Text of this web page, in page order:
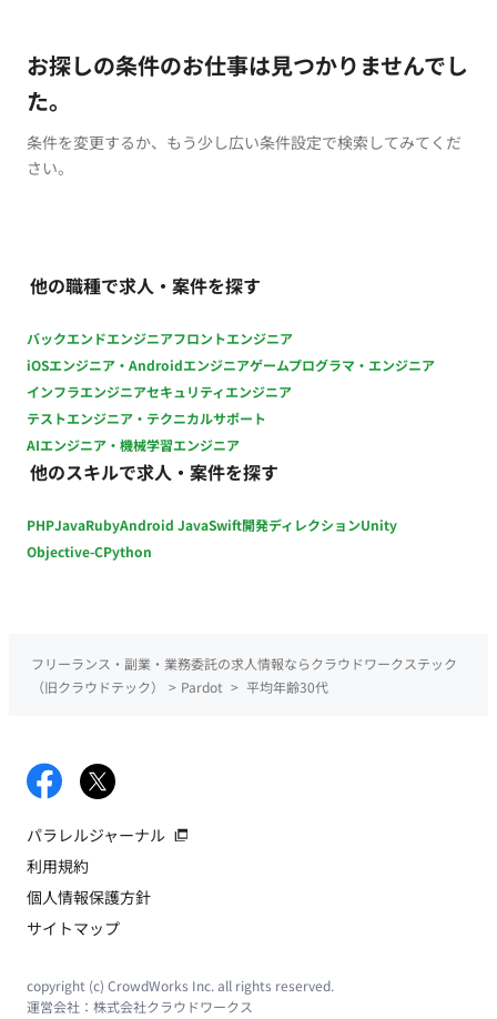
お探しの条件のお仕事は見つかりませんでし
た。
条件を変更するか、もう少し広い条件設定で検索してみてくだ
さい。
他の職種で求人・案件を探す
バックエンドエンジニアフロントエンジニア
iOSエンジニア・Androidエンジニアゲームプログラマ・エンジニア
インフラエンジニアセキュリティエンジニア
テストエンジニア・テクニカルサポート
AIエンジニア・機械学習エンジニア
他のスキルで求人・案件を探す
PHPJavaRubyAndroid JavaSwift開発ディレクションUnity
Objective-CPython
フリーランス・副業・業務委託の求人情報ならクラウドワークステック
（旧クラウドテック）
> Pardot > 平均年齢30代
パラレルジャーナル
利用規約
個人情報保護方針
サイトマップ
copyright (c) CrowdWorks Inc. all rights reserved.
運営会社： 株式会社クラウドワークス